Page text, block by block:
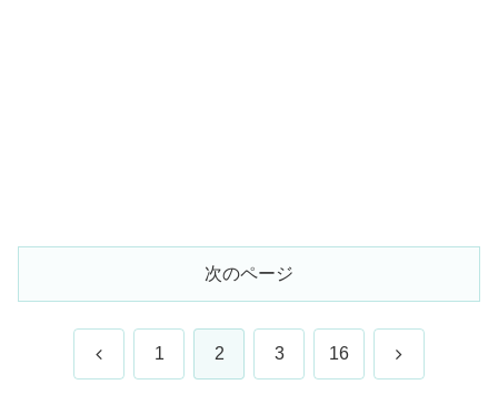
次のページ
前 1 2 3 16 次